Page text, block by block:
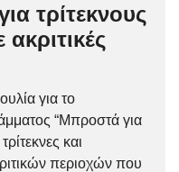
τρίτεκνους
για το
“Μπροστά για
και
περιοχών που